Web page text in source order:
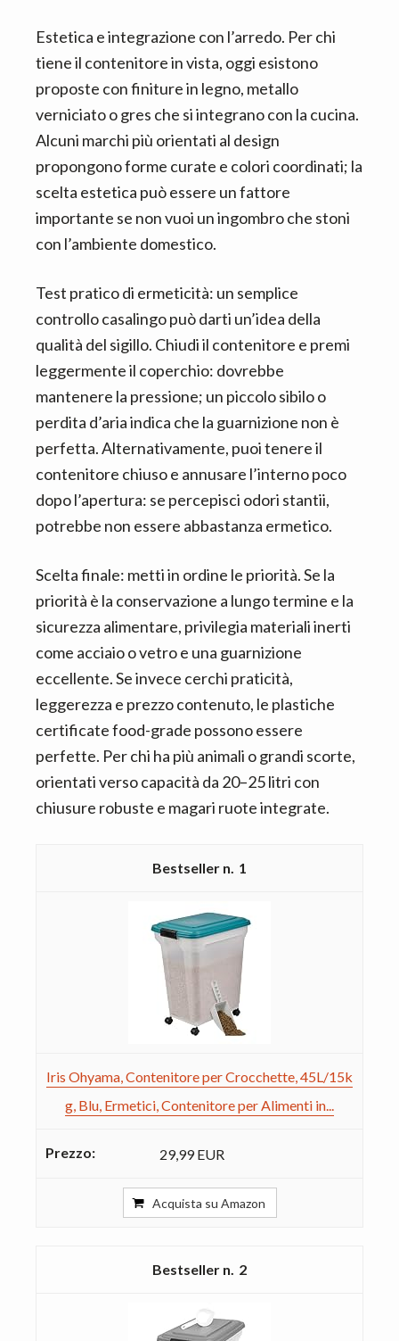
Estetica e integrazione con l’arredo. Per chi
tiene il contenitore in vista, oggi esistono
proposte con finiture in legno, metallo
verniciato o gres che si integrano con la cucina.
Alcuni marchi più orientati al design
propongono forme curate e colori coordinati; la
scelta estetica può essere un fattore
importante se non vuoi un ingombro che stoni
con l’ambiente domestico.
Test pratico di ermeticità: un semplice
controllo casalingo può darti un’idea della
qualità del sigillo. Chiudi il contenitore e premi
leggermente il coperchio: dovrebbe
mantenere la pressione; un piccolo sibilo o
perdita d’aria indica che la guarnizione non è
perfetta. Alternativamente, puoi tenere il
contenitore chiuso e annusare l’interno poco
dopo l’apertura: se percepisci odori stantii,
potrebbe non essere abbastanza ermetico.
Scelta finale: metti in ordine le priorità. Se la
priorità è la conservazione a lungo termine e la
sicurezza alimentare, privilegia materiali inerti
come acciaio o vetro e una guarnizione
eccellente. Se invece cerchi praticità,
leggerezza e prezzo contenuto, le plastiche
certificate food-grade possono essere
perfette. Per chi ha più animali o grandi scorte,
orientati verso capacità da 20–25 litri con
chiusure robuste e magari ruote integrate.
1
Iris Ohyama, Contenitore per Crocchette, 45L/15k
g, Blu, Ermetici, Contenitore per Alimenti in...
29,99 EUR
Acquista su Amazon
2